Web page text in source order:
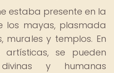
estaba presente en la
mayas, plasmada
murales y templos. En
artísticas, se pueden
y humanas